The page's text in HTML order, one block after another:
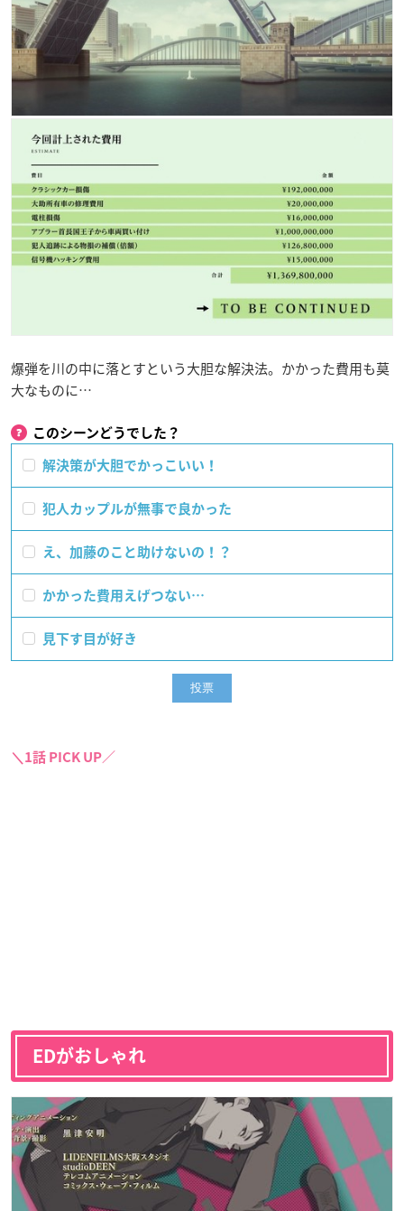
爆弾を川の中に落とすという大胆な解決法。かかった費用も莫
大なものに…
このシーンどうでした？
解決策が大胆でかっこいい！
犯人カップルが無事で良かった
え、加藤のこと助けないの！？
かかった費用えげつない…
見下す目が好き
＼1話 PICK UP／
EDがおしゃれ